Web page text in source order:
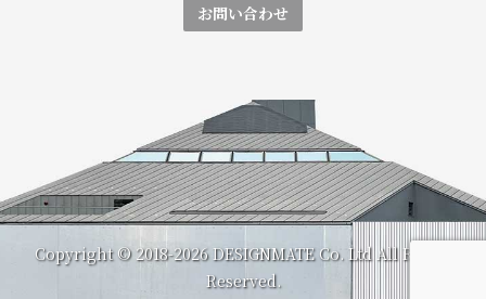
お問い合わせ
Copyright © 2018-2026 DESIGNMATE Co. Ltd All Rights
Reserved.